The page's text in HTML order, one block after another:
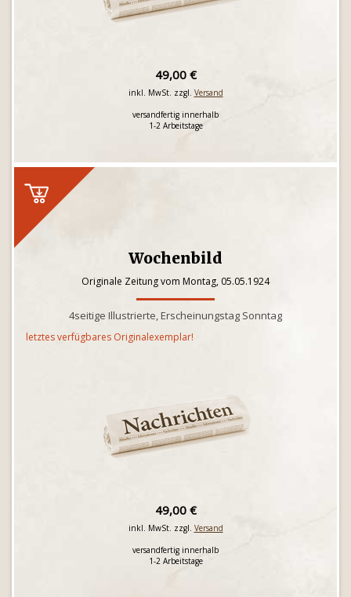
49,00 €
inkl. MwSt. zzgl. Versand
versandfertig innerhalb
1-2 Arbeitstage
Wochenbild
Originale Zeitung vom Montag, 05.05.1924
4seitige Illustrierte, Erscheinungstag Sonntag
letztes verfügbares Originalexemplar!
49,00 €
inkl. MwSt. zzgl. Versand
versandfertig innerhalb
1-2 Arbeitstage